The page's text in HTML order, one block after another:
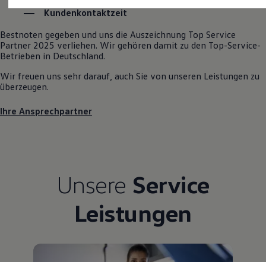
Fördermöglichkeiten für Gewerbekunden
Kostensimulator
Mehr zum ID. Buzz
Online Beratung
California Welt
California Club
California Magazin & Ratgeber
Routen & Reisen
Unternehmen
Karriere
Karriere im Autohaus
Nachhaltigkeit
Gesellschaft
Kundenkontaktzeit
Bestnoten gegeben und uns die Auszeichnung Top Service
Partner 2025 verliehen. Wir gehören damit zu den Top-Service-
Betrieben in Deutschland.
Wir freuen uns sehr darauf, auch Sie von unseren Leistungen zu
überzeugen.
Ihre Ansprechpartner
Unsere Service
Leistungen